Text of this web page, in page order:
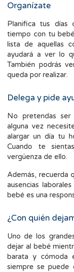
Organízate
Planifica tus días
tiempo con tu
lista de aquellas
ayudará a ver lo
También podrás
queda por realizar.
Delega y pide
No pretendas ser
alguna vez
alargar un día tu
Cuando te
vergüenza de ello.
Además, recuerda
ausencias
bebé es una
¿Con quién
Uno de los
dejar al bebé
barata y cómoda
siempre se